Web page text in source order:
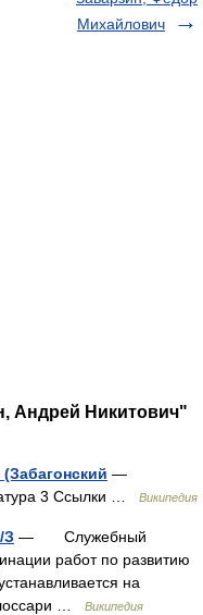
Михайлович
Андрей Никитович"
—
3 Ссылки …
Википедия
З — Служебный
работ по развитию
на
…
Википедия